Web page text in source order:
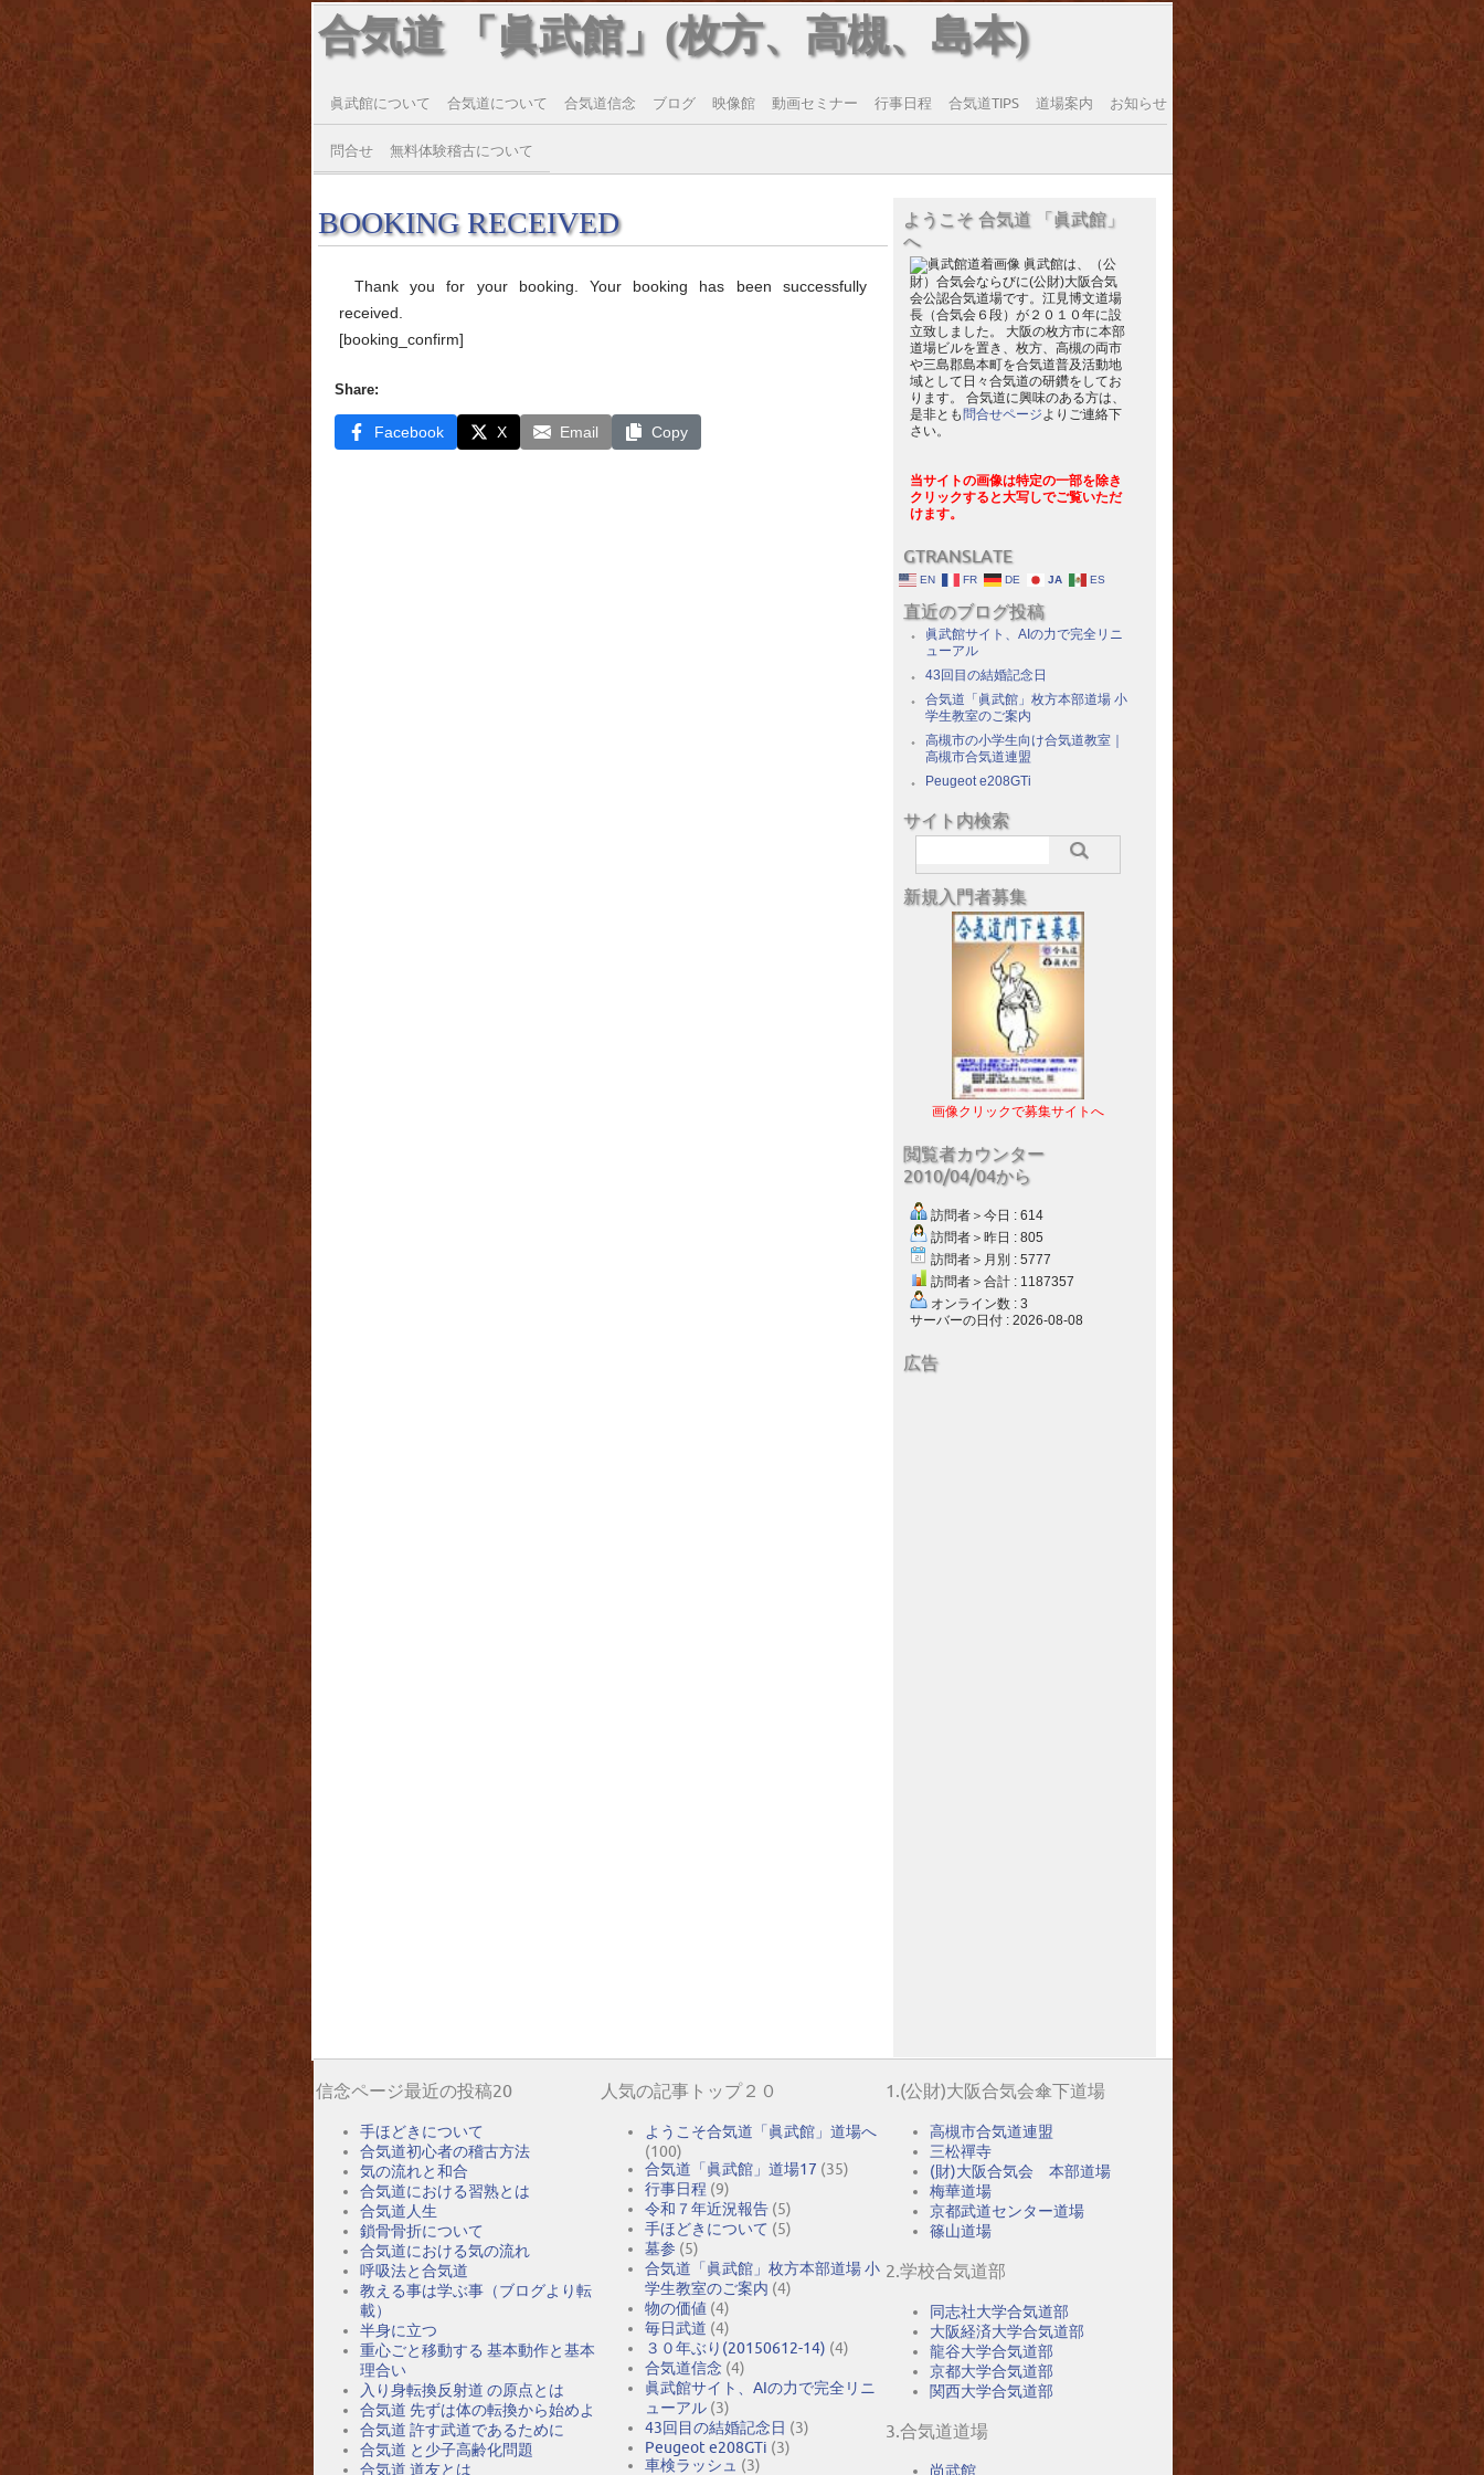
合気道 「眞武館」(枚方、高槻、島本)
眞武館について 合気道について 合気道信念 ブログ 映像館 動画セミナー 行事日程 合気道TIPS 道場案内 お知らせ
問合せ 無料体験稽古について
BOOKING RECEIVED
Thank you for your booking. Your booking has been successfully
received.
[booking_confirm]
Share:
Facebook X Email Copy
ようこそ 合気道 「眞武館」
へ
眞武館は、（公
財）合気会ならびに(公財)大阪合気
会公認合気道場です。江見博文道場
長（合気会６段）が２０１０年に設
立致しました。 大阪の枚方市に本部
道場ビルを置き、枚方、高槻の両市
や三島郡島本町を合気道普及活動地
域として日々合気道の研鑽をしてお
ります。 合気道に興味のある方は、
是非とも 問合せページよりご連絡下
さい。
当サイトの画像は特定の一部を除き
クリックすると大写しでご覧いただ
けます。
GTRANSLATE
EN FR DE JA ES
直近のブログ投稿
眞武館サイト、AIの力で完全リニ
ューアル
43回目の結婚記念日
合気道「眞武館」枚方本部道場 小
学生教室のご案内
高槻市の小学生向け合気道教室｜
高槻市合気道連盟
Peugeot e208GTi
サイト内検索
新規入門者募集
画像クリックで募集サイトへ
閲覧者カウンター
2010/04/04から
訪問者＞今日 : 614
訪問者＞昨日 : 805
訪問者＞月別 : 5777
訪問者＞合計 : 1187357
オンライン数 : 3
サーバーの日付 : 2026-08-08
広告
信念ページ最近の投稿20
手ほどきについて
合気道初心者の稽古方法
気の流れと和合
合気道における習熟とは
合気道人生
鎖骨骨折について
合気道における気の流れ
呼吸法と合気道
教える事は学ぶ事（ブログより転
載）
半身に立つ
重心ごと移動する 基本動作と基本
理合い
入り身転換反射道 の原点とは
合気道 先ずは体の転換から始めよ
合気道 許す武道であるために
合気道 と少子高齢化問題
合気道 道友とは
人気の記事トップ２０
ようこそ合気道「眞武館」道場へ
(100)
合気道「眞武館」道場17 (35)
行事日程 (9)
令和７年近況報告 (5)
手ほどきについて (5)
墓参 (5)
合気道「眞武館」枚方本部道場 小
学生教室のご案内 (4)
物の価値 (4)
毎日武道 (4)
３０年ぶり(20150612-14) (4)
合気道信念 (4)
眞武館サイト、AIの力で完全リニ
ューアル (3)
43回目の結婚記念日 (3)
Peugeot e208GTi (3)
車検ラッシュ (3)
1.(公財)大阪合気会傘下道場
高槻市合気道連盟
三松禪寺
(財)大阪合気会 本部道場
梅華道場
京都武道センター道場
篠山道場
2.学校合気道部
同志社大学合気道部
大阪経済大学合気道部
龍谷大学合気道部
京都大学合気道部
関西大学合気道部
3.合気道道場
尚武館